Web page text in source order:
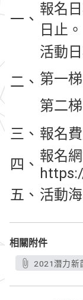
一、
報名
日止。
二、
活動日
第一
第二
三、 報名
四、 報名網
五、 活動
相關附件
2021潛力新